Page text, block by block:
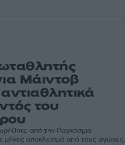
Μάιντοβ
του
από την Παγκόσμια
μήνες αποκλεισμό από τους αγώνες.